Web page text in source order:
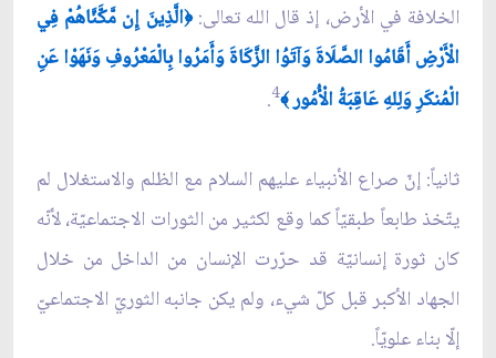
الخلافة في الأرض، إذ قال الله تعالى:﴿الَّذِينَ إِن مَّكَّنَّاهُمْ فِي
الْأَرْضِ أَقَامُوا الصَّلَاةَ وَآتَوُا الزَّكَاةَ وَأَمَرُوا بِالْمَعْرُوفِ وَنَهَوْا عَنِ
الْمُنكَرِ وَلِلهِ عَاقِبَةُ الْأُمُور﴾4
.
ثانياً: إنّ صراع الأنبياء عليهم السلام مع الظلم والاستغلال لم
يتّخذ طابعاً طبقيّاً كما وقع لكثير من الثورات الاجتماعيّة، لأنّه
كان ثورة إنسانيّة قد حرّرت الإنسان من الداخل من خلال
الجهاد الأكبر قبل كلّ شي‏ء، ولم يكن جانبه الثوريّ الاجتماعيّ
إلّا بناء علويّاً.